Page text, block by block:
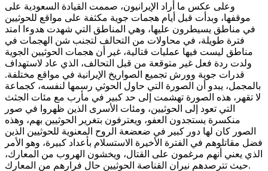
وعلى عكس ما أراد الإيرانيون، صممت القيادة السعودية على
موقفها، وبدأت قبل أيام هجمات جوية مكثفة على مواقع للحوثيين
في مناطق يسيطرون عليها، وهي المناطق التي شهدت هدوءا امتد
فترة طويلة، في محاولات من التحالف لتجنب شن الهجمات في
مناطق ليست فيها عمليات قتالية، غير أن هجمات الحوثيين الجوية
ولدت ردة فعل غير متوقعة من قبل التحالف، الذي عاد لاستهداف
قدرات جوية وورش تجميع الصواريخ الإيرانية في مواقع مختلفة.
بالمجمل، يبدو أن الصورة التي حاول الحوثي رسمها لنفسه، كجماعة
لا تقهر، هذه الصورة تهشمت إلى حد كبير في مأرب مع مئات الجثث
التي تعود إلى الحوثيين، ومئات الأسرى الذين ظهروا في صور
منكسرة يستجدون العفو، ويعترفون بتغرير الحوثيين بهم، وهذه
الصور كان لها دور كبير في ضعضعة الروح المعنوية للحوثيين الذين
فضل مقاتلوهم في الفترة الأخيرة الاستسلام بأعداد كبيرة، وهو الأمر
الذي يعني أنهم مرغمون على القتال، ويخشون الهروب من المعارك،
حيث تترصدهم نيران القناصة الحوثيين حال فرارهم من المعارك.